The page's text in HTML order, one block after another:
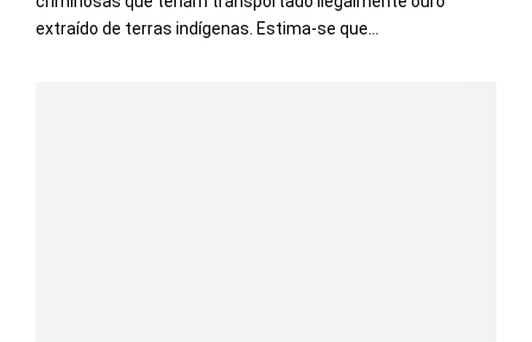
extraído de terras indígenas. Estima-se que...